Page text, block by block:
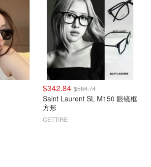
$342.84 $584.74
Saint Laurent SL M150 眼镜框
方形
CETTIRE